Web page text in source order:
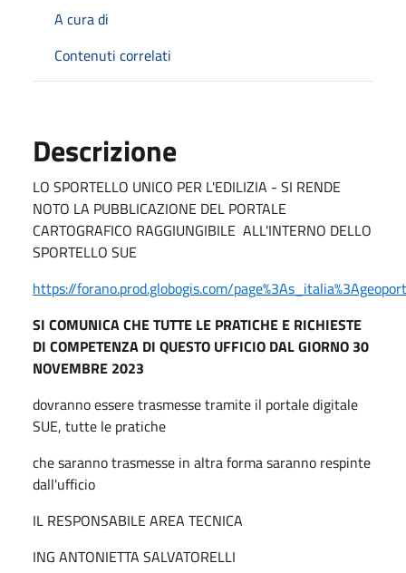
A cura di
Contenuti correlati
Descrizione
LO SPORTELLO UNICO PER L'EDILIZIA - SI RENDE
NOTO LA PUBBLICAZIONE DEL PORTALE
CARTOGRAFICO RAGGIUNGIBILE ALL'INTERNO DELLO
SPORTELLO SUE
https://forano.prod.globogis.com/
SI COMUNICA CHE TUTTE LE PRATICHE E RICHIESTE
DI COMPETENZA DI QUESTO UFFICIO DAL GIORNO 30
NOVEMBRE 2023
dovranno essere trasmesse tramite il portale digitale
SUE, tutte le pratiche
che saranno trasmesse in altra forma saranno respinte
dall'ufficio
IL RESPONSABILE AREA TECNICA
ING ANTONIETTA SALVATORELLI